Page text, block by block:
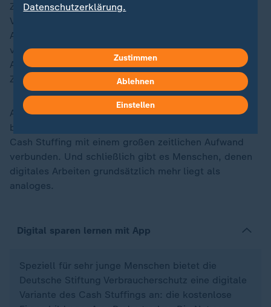
Zu den Nachteilen gehört, dass auf lange Sicht ein
Verlust der Kaufkraft durch die
Außerdem besteht die Gefahr, dass Umschläge
verloren oder gestohlen werden. Bei Reisen ins
Ausland ist es möglich, dass Bargeld nicht mehr als
Zahlungsmittel akzeptiert wird.
Auch bei größeren Einkäufen kann es Schwierigkeiten
bei der Zahlung mit Bargeld geben. Nicht zuletzt ist
Cash Stuffing mit einem großen zeitlichen Aufwand
verbunden. Und schließlich gibt es Menschen, denen
digitales Arbeiten grundsätzlich mehr liegt als
analoges.
Digital sparen lernen mit App
Speziell für sehr junge Menschen bietet die
Deutsche Stiftung Verbraucherschutz eine digitale
Variante des Cash Stuffings an: die kostenlose
Datenschutzerklärung.
Zustimmen
Ablehnen
Einstellen